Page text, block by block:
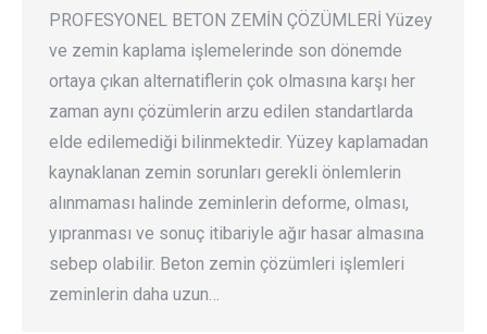
PROFESYONEL BETON ZEMİN ÇÖZÜMLERİ Yüzey
ve zemin kaplama işlemelerinde son dönemde
ortaya çıkan alternatiflerin çok olmasına karşı her
zaman aynı çözümlerin arzu edilen standartlarda
elde edilemediği bilinmektedir. Yüzey kaplamadan
kaynaklanan zemin sorunları gerekli önlemlerin
alınmaması halinde zeminlerin deforme, olması,
yıpranması ve sonuç itibariyle ağır hasar almasına
sebep olabilir. Beton zemin çözümleri işlemleri
zeminlerin daha uzun…